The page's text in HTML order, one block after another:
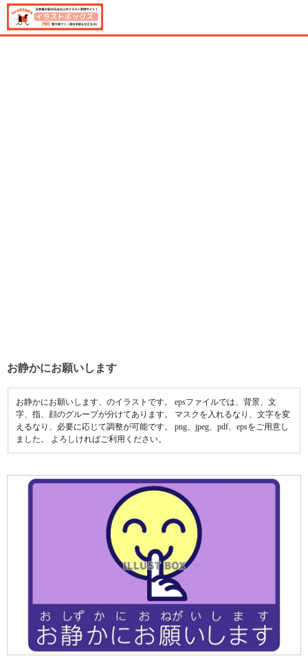
お静かにお願いします
お静かにお願いします、のイラストです。 epsファイルでは、背景、文
字、指、顔のグループが分けてあります。 マスクを入れるなり、文字を変
えるなり、必要に応じて調整が可能です。 png、jpeg、pdf、epsをご用意し
ました。 よろしければご利用ください。